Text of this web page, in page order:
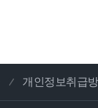
개인정보취급